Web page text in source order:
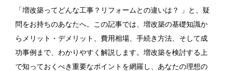
「増改築ってどんな工事？リフォームとの違いは？ 」と、疑
問をお持ちのあなたへ。この記事では、増改築の基礎知識か
らメリット・デメリット、費用相場、手続き方法、そして成
功事例まで、わかりやすく解説します。増改築を検討する上
で知っておくべき重要なポイントを網羅し、あなたの理想の